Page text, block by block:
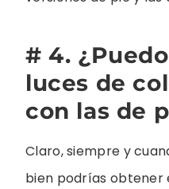
# 4.
luces de
con las de
Claro, siempre y
bien podrías obtener